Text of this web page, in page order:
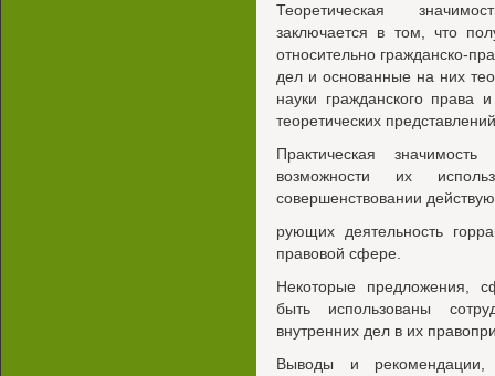
Теоретическая
заключается в том, что
относительно гражданско-
дел и основанные на них
науки гражданского права
теоретических
Практическая
возможности их
совершенствовании
рующих деятельность
правовой сфере.
Некоторые предложения,
быть использованы
внутренних дел в их
Выводы и рекомендации,